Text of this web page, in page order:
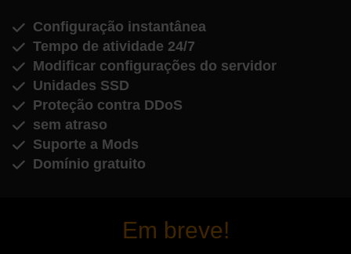
Configuração instantânea
Tempo de atividade 24/7
Modificar configurações do servidor
Unidades SSD
Proteção contra DDoS
sem atraso
Suporte a Mods
Domínio gratuito
Em breve!